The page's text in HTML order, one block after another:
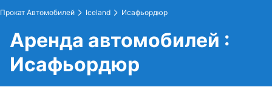
Прокат Автомобилей Iceland Исафьордюр
Аренда автомобилей :
Исафьордюр